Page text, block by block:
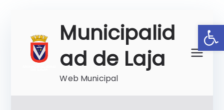
contenido
Municipalid
ad de Laja
Web Municipal